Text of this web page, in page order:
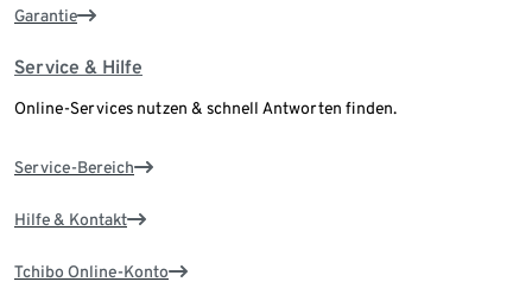
Garantie
Service & Hilfe
Online-Services nutzen & schnell Antworten finden.
Service-Bereich
Hilfe & Kontakt
Tchibo Online-Konto